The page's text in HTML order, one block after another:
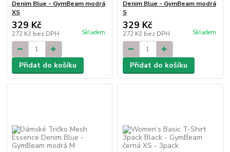
Denim Blue - GymBeam modrá
XS
329 Kč
272 Kč bez DPH Skladem
Přidat do košíku
Denim Blue - GymBeam modrá
S
329 Kč
272 Kč bez DPH Skladem
Přidat do košíku